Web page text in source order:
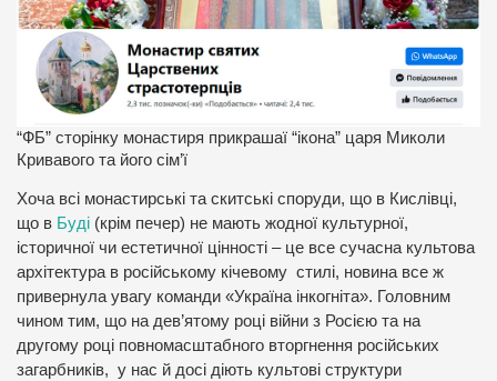
“ФБ” сторінку монастиря прикрашаї “ікона” царя Миколи
Кривавого та його сім’ї
Хоча всі монастирські та скитські споруди, що в Кислівці,
що в Буді (крім печер) не мають жодної культурної,
історичної чи естетичної цінності – це все сучасна культова
архітектура в російському кічевому стилі, новина все ж
привернула увагу команди «Україна інкогніта». Головним
чином тим, що на дев’ятому році війни з Росією та на
другому році повномасштабного вторгнення російських
загарбників, у нас й досі діють культові структури